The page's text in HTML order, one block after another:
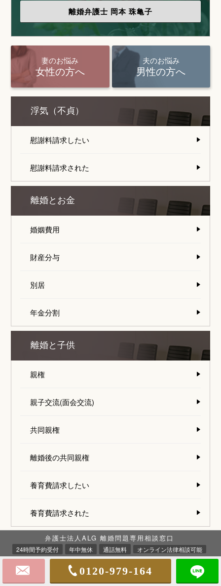
離婚弁護士 岡本 珠亀子
妻のお悩み
女性の方へ
夫のお悩み
男性の方へ
浮気（不貞）
慰謝料請求したい
慰謝料請求された
離婚とお金
婚姻費用
財産分与
別居
年金分割
離婚と子供
親権
親子交流(面会交流)
共同親権
離婚後の共同親権
養育費請求したい
養育費請求された
5つの離婚理由
1.
配偶者に不貞な行為があったとき
弁護士法人ALG 離婚問題専用相談窓口
24時間予約受付 年中無休 通話無料 オンライン法律相談可能
0120-979-164